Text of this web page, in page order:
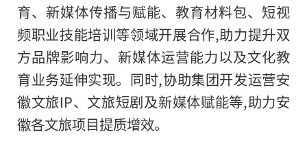
育、新媒体传播与赋能、教育材料包、短视
频职业技能培训等领域开展合作,助力提升双
方品牌影响力、新媒体运营能力以及文化教
育业务延伸实现。同时,协助集团开发运营安
徽文旅IP、文旅短剧及新媒体赋能等,助力安
徽各文旅项目提质增效。